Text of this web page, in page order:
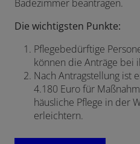
Badezimmer beantragen.
Die wichtigsten Punkte:
Pflegebedürftige
können die Anträge bei
Nach Antragstellung ist
4.180 Euro für
häusliche Pflege in der
erleichtern.